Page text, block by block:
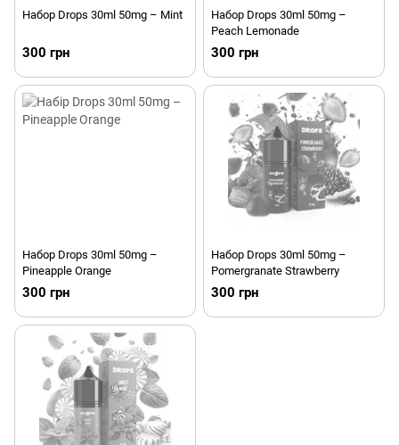
Набор Drops 30ml 50mg – Mint
300 грн
Набор Drops 30ml 50mg –
Peach Lemonade
300 грн
Набор Drops 30ml 50mg –
Pineapple Orange
300 грн
Набор Drops 30ml 50mg –
Pomergranate Strawberry
300 грн